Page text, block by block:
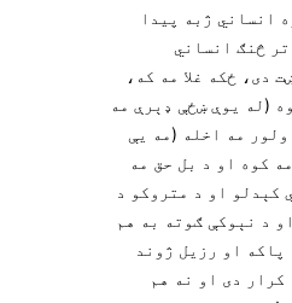
انساني ژبه پيدا
څنګ انساني
دی، ځکه غلا مه که،
(له يوې ښځې ډېرې مه
مه اخله (مه يې
کوه او د بل حق مه
کېدلو او د متروکو د
د نېوکې ګوته به هم
او رزيل ژوند
کرار دی او نه هم